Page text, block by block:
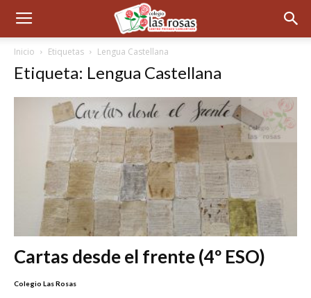
Inicio Etiquetas Lengua Castellana
Etiqueta: Lengua Castellana
Cartas desde el frente (4º ESO)
Colegio Las Rosas